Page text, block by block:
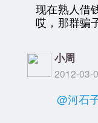
现在熟人借
哎，那群骗
小周
2012-03-
@河石